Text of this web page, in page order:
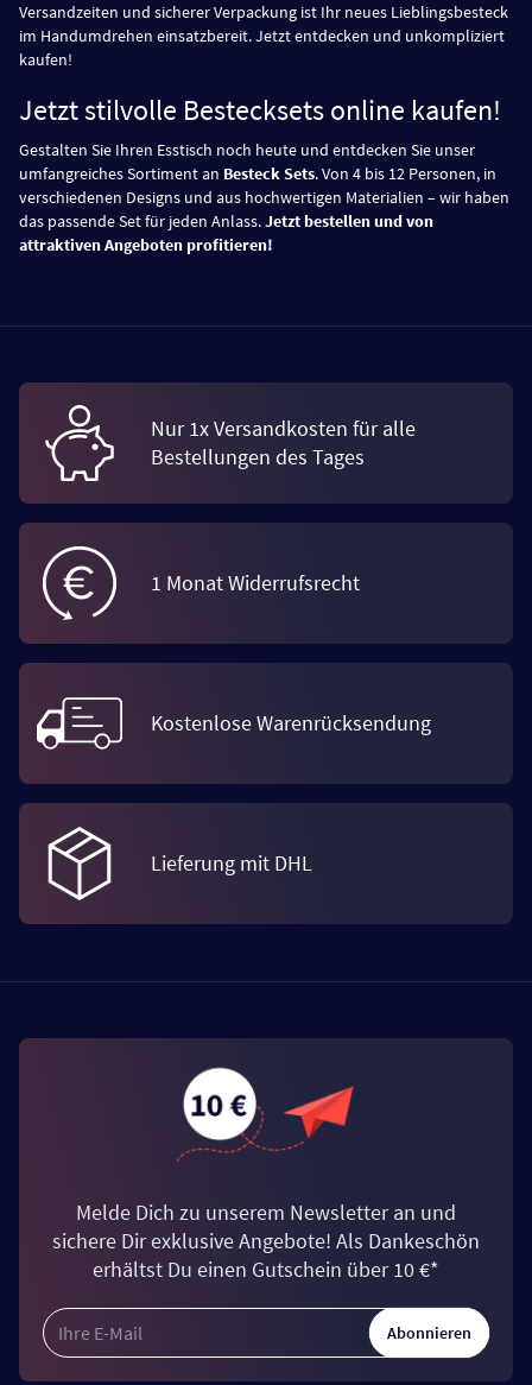
Versandzeiten und sicherer Verpackung ist Ihr neues Lieblingsbesteck
im Handumdrehen einsatzbereit. Jetzt entdecken und unkompliziert
kaufen!
Jetzt stilvolle Bestecksets online kaufen!
Gestalten Sie Ihren Esstisch noch heute und entdecken Sie unser
umfangreiches Sortiment an Besteck Sets. Von 4 bis 12 Personen, in
verschiedenen Designs und aus hochwertigen Materialien – wir haben
das passende Set für jeden Anlass.Jetzt bestellen und von
attraktiven Angeboten profitieren!
Nur 1x Versandkosten für alle
Bestellungen des Tages
1 Monat Widerrufsrecht
Kostenlose Warenrücksendung
Lieferung mit DHL
Melde Dich zu unserem Newsletter an und
sichere Dir exklusive Angebote! Als Dankeschön
erhältst Du einen Gutschein über 10 €*
Abonnieren